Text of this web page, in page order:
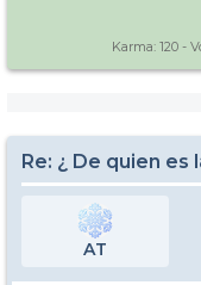
Karma: 120 -
Re: ¿ De quien es
AT